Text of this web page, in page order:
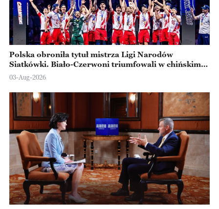
Polska obroniła tytuł mistrza Ligi Narodów
Siatkówki. Biało-Czerwoni triumfowali w chińskim
Ningbo
03-Aug-2026